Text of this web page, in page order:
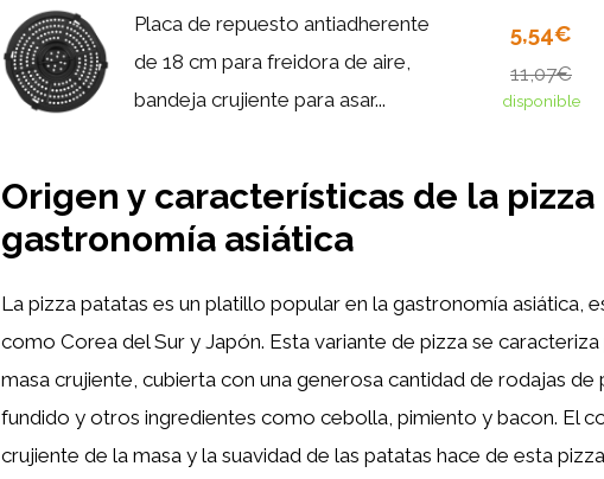
Placa de repuesto antiadherente
de 18 cm para freidora de aire,
bandeja crujiente para asar...
5,54€
11,07€
disponible
Origen y características de la
gastronomía asiática
La pizza patatas es un platillo popular en la gastronomía asiática,
como Corea del Sur y Japón. Esta variante de pizza se
masa crujiente, cubierta con una generosa cantidad de rodajas de
fundido y otros ingredientes como cebolla, pimiento y bacon. El
crujiente de la masa y la suavidad de las patatas hace de esta